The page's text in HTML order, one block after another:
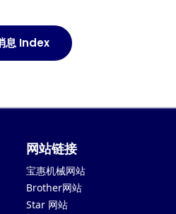
息 Index
网站链接
宝惠机械网站
Brother网站
Star 网站